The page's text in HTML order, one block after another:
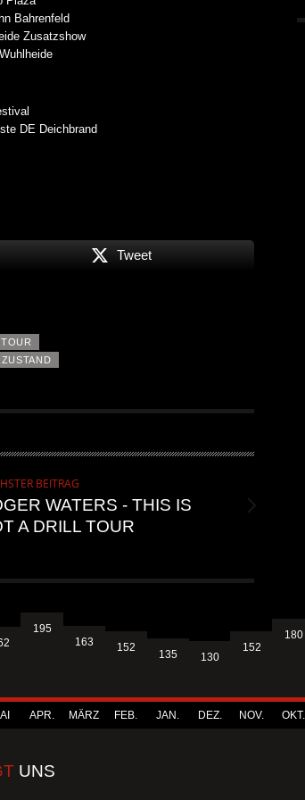
Bahrenfeld
Zusatzshow
DE Deichbrand
Tweet
TOUR
BEITRAG
WATERS - THIS IS
A DRILL TOUR
195
APR.
163
MÄRZ
152
FEB.
135
JAN.
130
DEZ.
152
NOV.
180
OKT.
UNS